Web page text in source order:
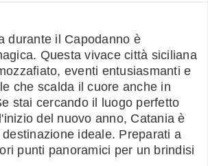
durante il Capodanno è
Questa vivace città siciliana
eventi entusiasmanti e
che scalda il cuore anche in
stai cercando il luogo perfetto
del nuovo anno, Catania è
ideale. Preparati a
punti panoramici per un brindisi